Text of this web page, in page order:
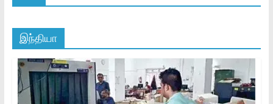
இந்தியா